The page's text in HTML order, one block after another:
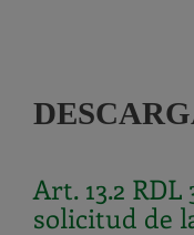
Art. 13.2
solicitud de